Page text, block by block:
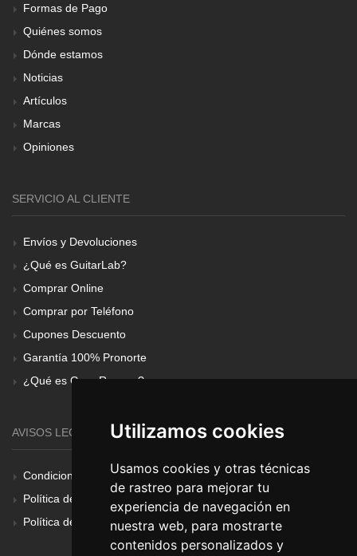
Utilizamos cookies
Usamos cookies y otras técnicas
de rastreo para mejorar tu
experiencia de navegación en
nuestra web, para mostrarte
contenidos personalizados y
Formas de Pago
Quiénes somos
Dónde estamos
Noticias
Artículos
Marcas
Opiniones
SERVICIO AL CLIENTE
Envíos y Devoluciones
¿Qué es GuitarLab?
Comprar Online
Comprar por Teléfono
Cupones Descuento
Garantía 100% Pronorte
¿Qué es Gear Renove?
AVISOS LEGALES
Condiciones Generales
Política de Cookies
Política de Privacidad